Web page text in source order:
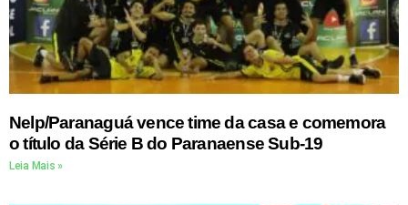
Nelp/Paranaguá vence time da casa e comemora
o título da Série B do Paranaense Sub-19
Leia Mais »